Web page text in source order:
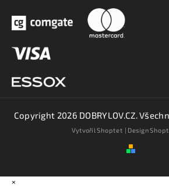
Copyright 2026 DOBRYLOV.CZ.
VytvořilShoptet | Design
×